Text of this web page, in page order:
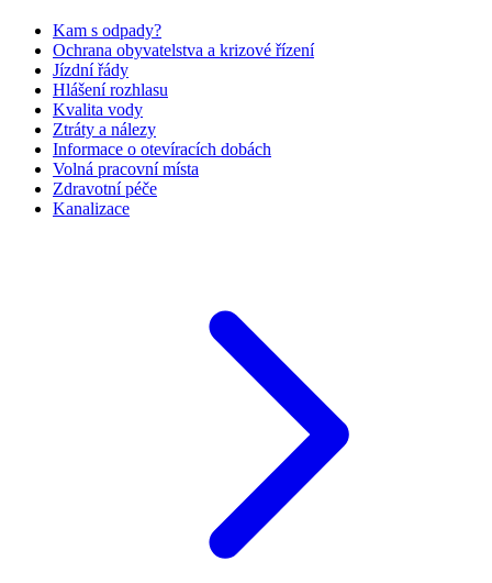
Kam s odpady?
Ochrana obyvatelstva a krizové řízení
Jízdní řády
Hlášení rozhlasu
Kvalita vody
Ztráty a nálezy
Informace o otevíracích dobách
Volná pracovní místa
Zdravotní péče
Kanalizace